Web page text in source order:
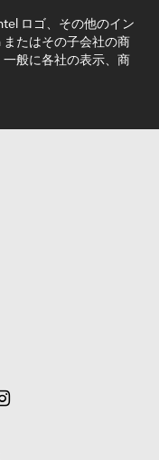
ロゴ、その他のイン
たはその子会社の商
般に各社の表示、商